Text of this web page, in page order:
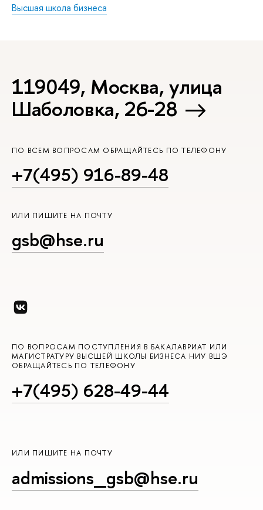
Высшая школа бизнеса
119049, Москва, улица
Шаболовка, 26-28
ПО ВСЕМ ВОПРОСАМ ОБРАЩАЙТЕСЬ ПО ТЕЛЕФОНУ
+7(495) 916-89-48
ИЛИ ПИШИТЕ НА ПОЧТУ
gsb@hse.ru
ПО ВОПРОСАМ ПОСТУПЛЕНИЯ В БАКАЛАВРИАТ ИЛИ
МАГИСТРАТУРУ ВЫСШЕЙ ШКОЛЫ БИЗНЕСА НИУ ВШЭ
ОБРАЩАЙТЕСЬ ПО ТЕЛЕФОНУ
+7(495) 628-49-44
ИЛИ ПИШИТЕ НА ПОЧТУ
admissions_gsb@hse.ru